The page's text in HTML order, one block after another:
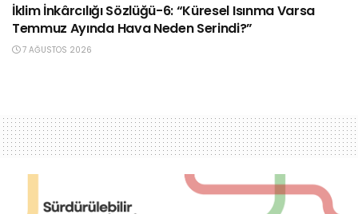
İklim İnkârcılığı Sözlüğü-6: “Küresel Isınma Varsa
Temmuz Ayında Hava Neden Serindi?”
7 AĞUSTOS 2026